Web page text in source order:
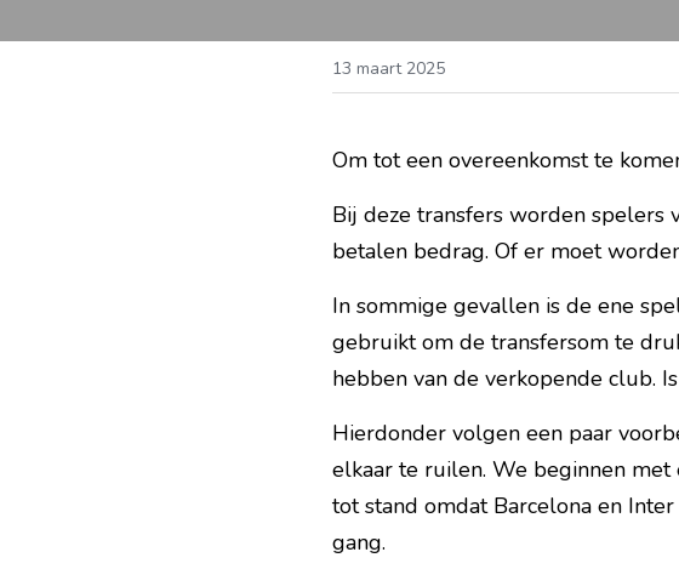
13 maart 2025
Om tot een overeenkomst te
Bij deze transfers worden spelers
betalen bedrag. Of er moet
In sommige gevallen is de ene
gebruikt om de transfersom te
hebben van de verkopende club.
Hierdonder volgen een paar
elkaar te ruilen. We beginnen
tot stand omdat Barcelona en
gang.